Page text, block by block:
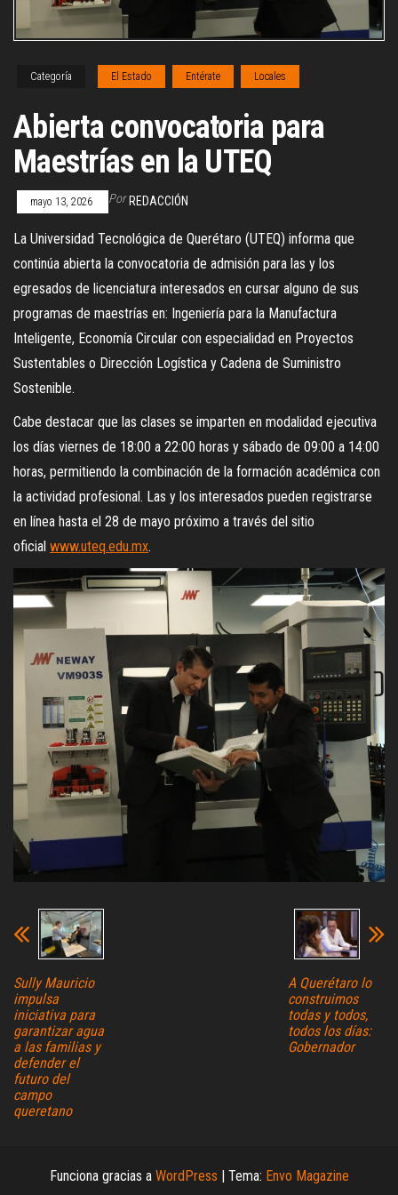
Categoría El Estado Entérate Locales
Abierta convocatoria para
Maestrías en la UTEQ
mayo 13, 2026 Por REDACCIÓN
La Universidad Tecnológica de Querétaro (UTEQ) informa que
continúa abierta la convocatoria de admisión para las y los
egresados de licenciatura interesados en cursar alguno de sus
programas de maestrías en: Ingeniería para la Manufactura
Inteligente, Economía Circular con especialidad en Proyectos
Sustentables o Dirección Logística y Cadena de Suministro
Sostenible.
Cabe destacar que las clases se imparten en modalidad ejecutiva
los días viernes de 18:00 a 22:00 horas y sábado de 09:00 a 14:00
horas, permitiendo la combinación de la formación académica con
la actividad profesional. Las y los interesados pueden registrarse
en línea hasta el 28 de mayo próximo a través del sitio
oficial www.uteq.edu.mx.
Sully Mauricio
impulsa
iniciativa para
garantizar agua
a las familias y
defender el
futuro del
campo
queretano
A Querétaro lo
construimos
todas y todos,
todos los días:
Gobernador
Funciona gracias a WordPress Tema: Envo Magazine